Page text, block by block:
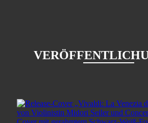
"Wagner-Lesarten", wofür
Blickwinkel der historischen